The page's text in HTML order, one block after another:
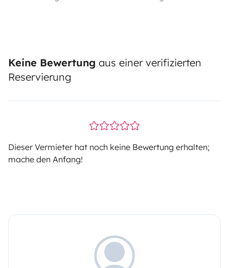
Keine Bewertung aus einer verifizierten
Reservierung
Dieser Vermieter hat noch keine Bewertung erhalten;
mache den Anfang!